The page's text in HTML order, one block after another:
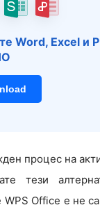
Word, Excel и
процес на
тези
WPS Office е не